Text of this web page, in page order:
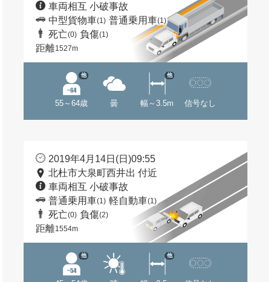
車両相互 小破事故
中型貨物車(1) 普通乗用車(1)
死亡(0) 負傷(1)
距離1527m
55～64歳
他
曇 幅～3.5m
他
信号なし
2019年4月14日(日)09:55
北杜市大泉町西井出 付近
車両相互 小破事故
普通乗用車(1) 軽自動車(1)
死亡(0) 負傷(2)
距離1554m
他 他